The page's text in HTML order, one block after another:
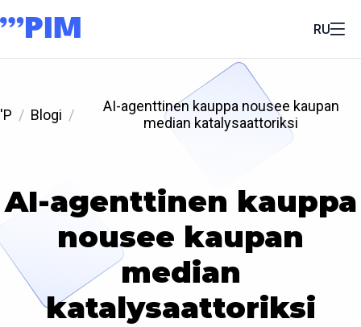
RU
'P Blogi
AI-agenttinen kauppa nousee kaupan
median katalysaattoriksi
AI-agenttinen kauppa
nousee kaupan
median
katalysaattoriksi